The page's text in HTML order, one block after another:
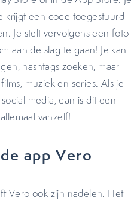
krijgt een code toegestuurd
Je stelt vervolgens een foto
aan de slag te gaan! Je kan
hashtags zoeken, maar
muziek en series. Als je
media, dan is dit een
vanzelf!
app Vero
Vero ook zijn nadelen. Het